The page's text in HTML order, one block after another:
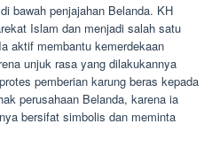
bawah penjajahan Belanda. KH
Islam dan menjadi salah satu
aktif membantu kemerdekaan
unjuk rasa yang dilakukannya
pemberian karung beras kepada
perusahaan Belanda, karena ia
bersifat simbolis dan meminta